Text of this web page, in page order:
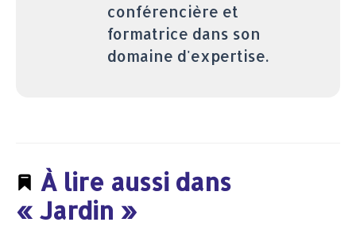
conférencière et
formatrice dans son
domaine d'expertise.
À lire aussi dans
« Jardin »